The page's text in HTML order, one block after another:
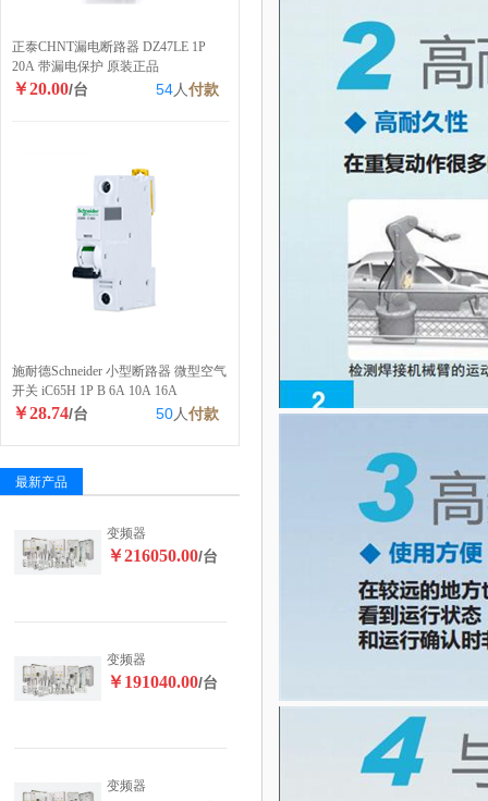
正泰CHNT漏电断路器 DZ47LE 1P
20A 带漏电保护 原装正品
￥20.00/台 54人付款
施耐德Schneider 小型断路器 微型空气
开关 iC65H 1P B 6A 10A 16A
￥28.74/台 50人付款
最新产品
变频器
￥216050.00/台
变频器
￥191040.00/台
变频器